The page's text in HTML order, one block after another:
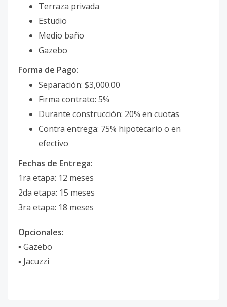
Terraza privada
Estudio
Medio baño
Gazebo
Forma de Pago:
Separación: $3,000.00
Firma contrato: 5%
Durante construcción: 20% en cuotas
Contra entrega: 75% hipotecario o en
efectivo
Fechas de Entrega:
1ra etapa: 12 meses
2da etapa: 15 meses
3ra etapa: 18 meses
Opcionales:
▪ Gazebo
▪ Jacuzzi